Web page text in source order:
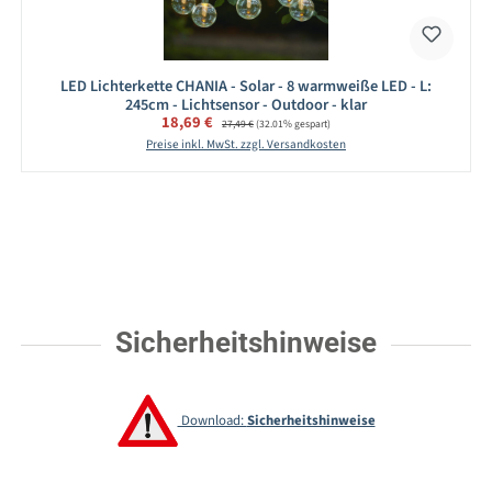
LED Lichterkette CHANIA - Solar - 8 warmweiße LED - L:
245cm - Lichtsensor - Outdoor - klar
Verkaufspreis:
18,69 € Regulärer Preis:
27,49 €(32.01% gespart)
Preise inkl. MwSt. zzgl. Versandkosten
Sicherheitshinweise
Download:Sicherheitshinweise